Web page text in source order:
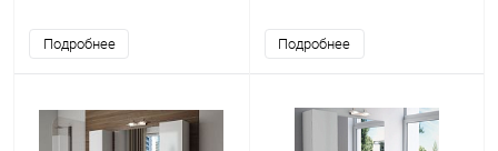
Подробнее Подробнее